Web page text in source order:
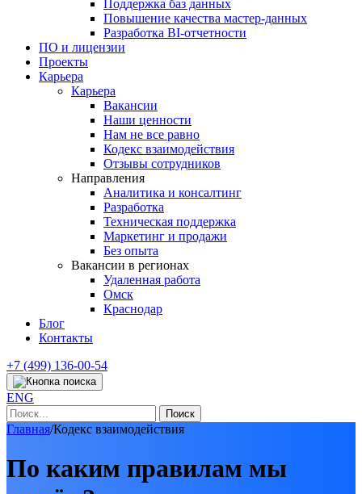
Поддержка баз данных
Повышение качества мастер-данных
Разработка BI-отчетности
ПО и лицензии
Проекты
Карьера
Карьера
Вакансии
Наши ценности
Нам не все равно
Кодекс взаимодействия
Отзывы сотрудников
Направления
Аналитика и консалтинг
Разработка
Техническая поддержка
Маркетинг и продажи
Без опыта
Вакансии в регионах
Удаленная работа
Омск
Краснодар
Блог
Контакты
+7 (499) 136-00-54
ENG
Найти:
Главная/Кодекс взаимодействия
По каким правилам мы